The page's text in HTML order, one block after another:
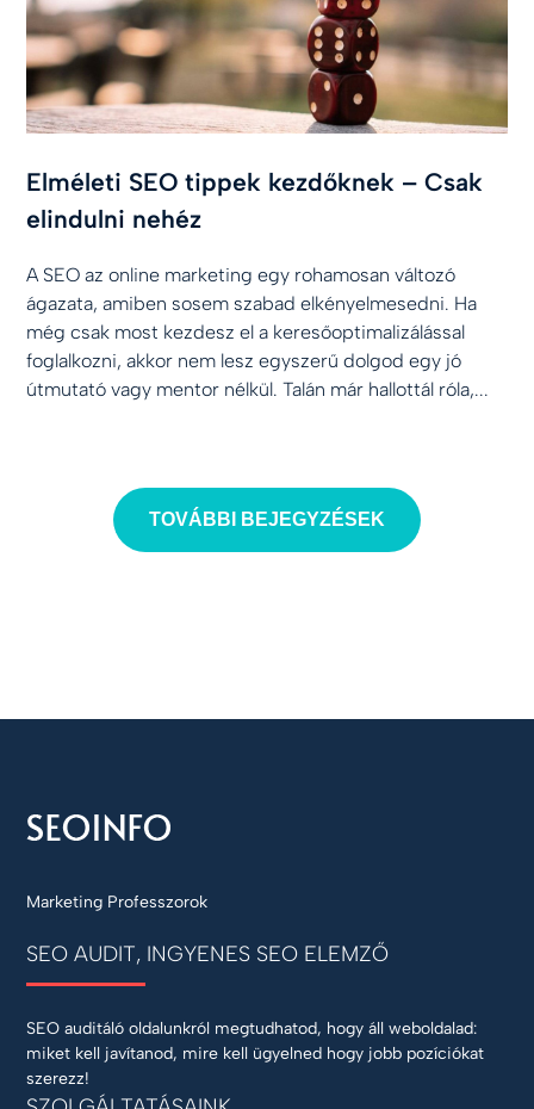
Elméleti SEO tippek kezdőknek – Csak
elindulni nehéz
A SEO az online marketing egy rohamosan változó
ágazata, amiben sosem szabad elkényelmesedni. Ha
még csak most kezdesz el a keresőoptimalizálással
foglalkozni, akkor nem lesz egyszerű dolgod egy jó
útmutató vagy mentor nélkül. Talán már hallottál róla,...
TOVÁBBI BEJEGYZÉSEK
Marketing Professzorok
SEO AUDIT, INGYENES SEO ELEMZŐ
SEO auditáló oldalunkról megtudhatod, hogy áll weboldalad:
miket kell javítanod, mire kell ügyelned hogy jobb pozíciókat
szerezz!